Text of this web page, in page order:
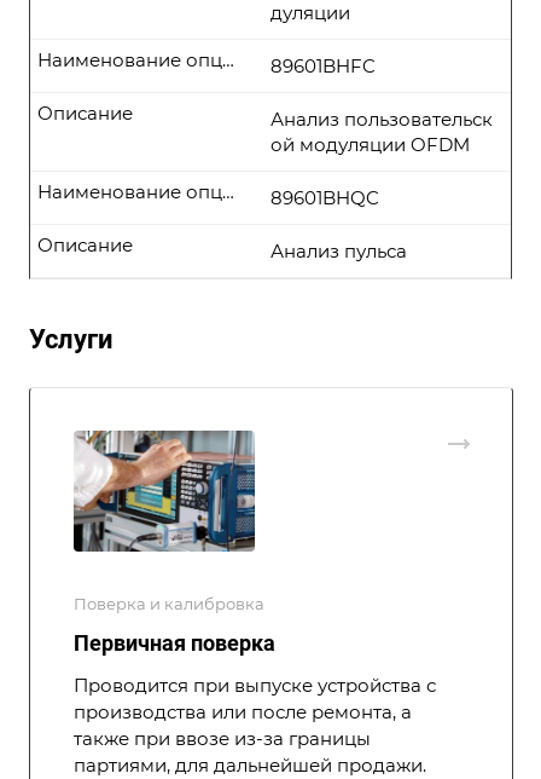
дуляции
89601BHFC
Наименование опции
Анализ пользовательск
ой модуляции OFDM
Описание
89601BHQC
Наименование опции
Анализ пульса
Описание
Услуги
Поверка и калибровка
Первичная поверка
Проводится при выпуске устройства с
производства или после ремонта, а
также при ввозе из-за границы
партиями, для дальнейшей продажи.